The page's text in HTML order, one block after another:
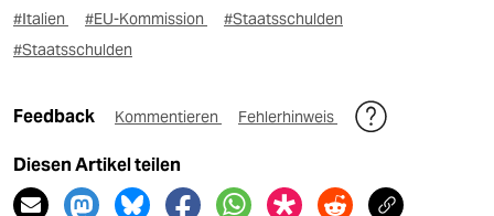
#Italien #EU-Kommission
#Staatsschulden
#Staatsschulden
Feedback Kommentieren Fehlerhinweis
Diesen Artikel teilen